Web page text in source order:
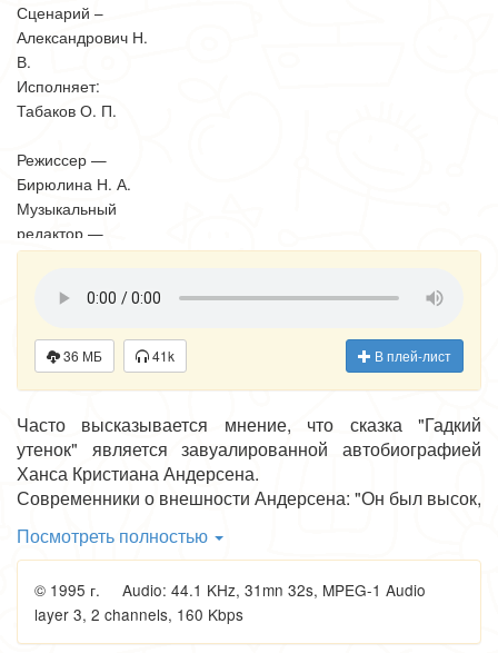
Сценарий –
Александрович Н.
В.
Исполняет:
Табаков О. П.
Режиссер —
Бирюлина Н. А.
Музыкальный
редактор —
Плисова Т. С.
36 МБ 41k В плей-лист
Часто высказывается мнение, что сказка "Гадкий
утенок" является завуалированной автобиографией
Ханса Кристиана Андерсена.
Современники о внешности Андерсена: "Он был высок,
Руки и ноги его были несоразмерно длинны и тонки,
кисти рук широки и плоски, а ступни ног таких огромных
размеров, что ему, вероятно, никогда не приходилось
беспокоиться, что кто-нибудь подменит его калоши. Нос
его был так называемой римской формы, но тоже
Посмотреть полностью
© 1995 г. Audio: 44.1 KHz, 31mn 32s, MPEG-1 Audio
layer 3, 2 channels, 160 Kbps